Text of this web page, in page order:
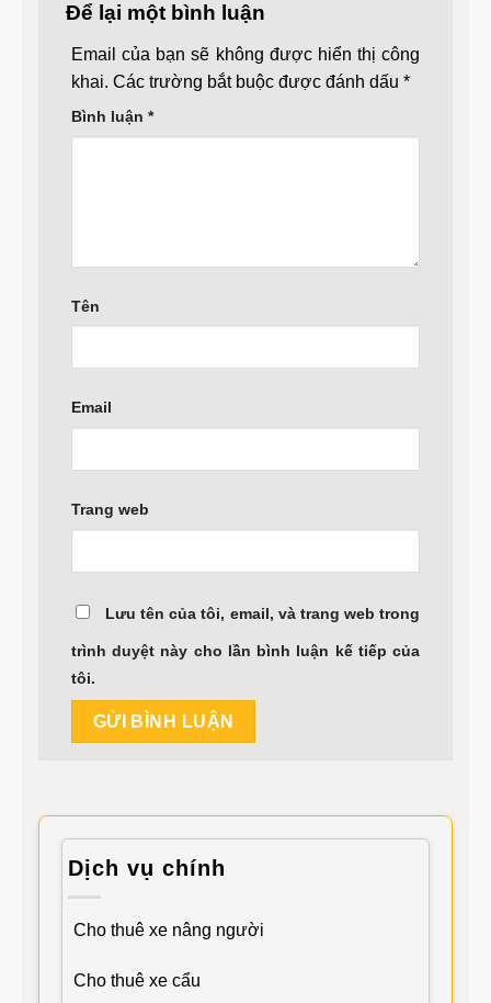
Để lại một bình luận
Email của bạn sẽ không được hiển thị công
khai. Các trường bắt buộc được đánh dấu *
Bình luận *
Tên
Email
Trang web
Lưu tên của tôi, email, và trang web trong
trình duyệt này cho lần bình luận kế tiếp của
tôi.
Dịch vụ chính
Cho thuê xe nâng người
Cho thuê xe cẩu